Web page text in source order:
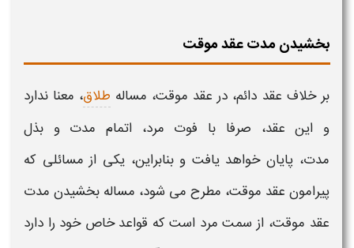
بخشیدن مدت عقد موقت
بر خلاف عقد دائم، در عقد موقت، مساله طلاق، معنا ندارد
و این عقد، صرفا با فوت مرد، اتمام مدت و بذل
مدت، پایان خواهد یافت و بنابراین، یکی از مسائلی که
پیرامون عقد موقت، مطرح می شود، مساله بخشیدن مدت
عقد موقت، از سمت مرد است که قواعد خاص خود را دارد